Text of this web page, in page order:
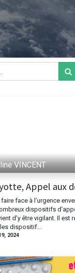
VINCENT
Appel aux
faire face à l’urgence
dispositifs
d’y être vigilant. Il est
dispositif...
2024
du
: 9h à 12 h